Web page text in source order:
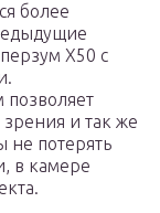
более
Х50 с
позволяет
и так же
не потерять
в камере